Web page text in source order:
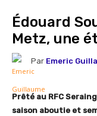
Édouard
Metz, une
Par Emeric
Prêté au RFC
saison aboutie et